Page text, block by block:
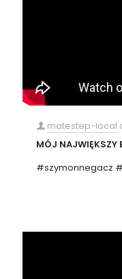
matestep-local
MÓJ NAJWIĘKSZY
#szymonnegacz